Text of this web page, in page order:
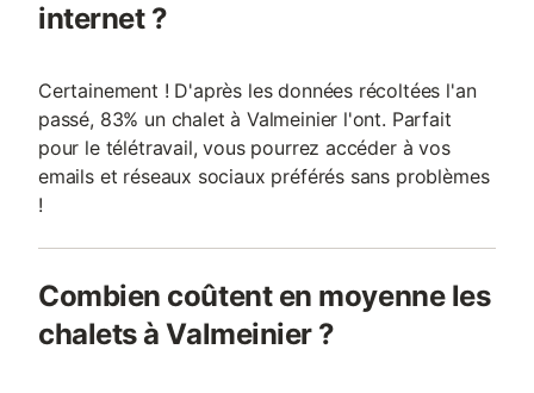
internet ?
Certainement ! D'après les données récoltées l'an
passé, 83% un chalet à Valmeinier l'ont. Parfait
pour le télétravail, vous pourrez accéder à vos
emails et réseaux sociaux préférés sans problèmes
!
Combien coûtent en moyenne les
chalets à Valmeinier ?